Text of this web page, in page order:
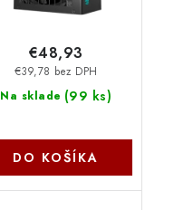
Na sklade (99 ks)
€39,78 bez DPH
€48,93
DO KOŠÍKA